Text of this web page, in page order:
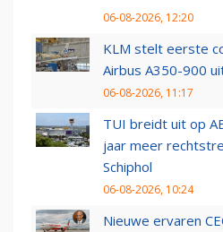
06-08-2026, 12:20
KLM stelt eerste
Airbus A350-900
06-08-2026, 11:17
TUI breidt uit op
jaar meer
Schiphol
06-08-2026, 10:24
Nieuwe ervaren